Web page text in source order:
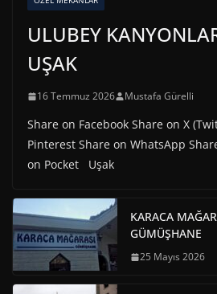
ULUBEY
UŞAK
16 Temmuz 2026 Mustafa Gürelli
Share on Facebook Share on X
Pinterest Share on WhatsApp
on Pocket Uşak
KARACA
GÜMÜŞHANE
25 Mayıs 2026